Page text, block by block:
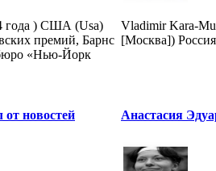
года ) США (Usa)
премий, Барнс
«Нью-Йорк
Vladimir Kara-
[Москва])
новостей Анастасия